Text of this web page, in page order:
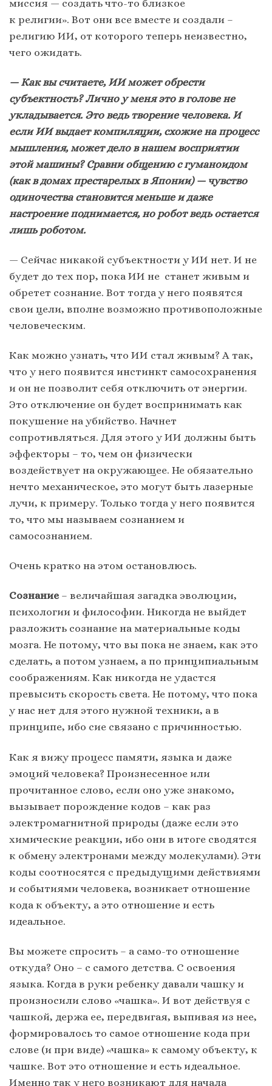
миссия — создать что-то близкое
к религии». Вот они все вместе и создали –
религию ИИ, от которого теперь неизвестно,
чего ожидать.
— Как вы считаете, ИИ может обрести
субъектность? Лично у меня это в голове не
укладывается. Это ведь творение человека. И
если ИИ выдает компиляции, схожие на процесс
мышления, может дело в нашем восприятии
этой машины? Сравни общению с гуманоидом
(как в домах престарелых в Японии) — чувство
одиночества становится меньше и даже
настроение поднимается, но робот ведь остается
лишь роботом.
— Сейчас никакой субъектности у ИИ нет. И не
будет до тех пор, пока ИИ не станет живым и
обретет сознание. Вот тогда у него появятся
свои цели, вполне возможно противоположные
человеческим.
Как можно узнать, что ИИ стал живым? А так,
что у него появится инстинкт самосохранения
и он не позволит себя отключить от энергии.
Это отключение он будет воспринимать как
покушение на убийство. Начнет
сопротивляться. Для этого у ИИ должны быть
эффекторы – то, чем он физически
воздействует на окружающее. Не обязательно
нечто механическое, это могут быть лазерные
лучи, к примеру. Только тогда у него появится
то, что мы называем сознанием и
самосознанием.
Очень кратко на этом остановлюсь.
Сознание – величайшая загадка эволюции,
психологии и философии. Никогда не выйдет
разложить сознание на материальные коды
мозга. Не потому, что вы пока не знаем, как это
сделать, а потом узнаем, а по принципиальным
соображениям. Как никогда не удастся
превысить скорость света. Не потому, что пока
у нас нет для этого нужной техники, а в
принципе, ибо сие связано с причинностью.
Как я вижу процесс памяти, языка и даже
эмоций человека? Произнесенное или
прочитанное слово, если оно уже знакомо,
вызывает порождение кодов – как раз
электромагнитной природы (даже если это
химические реакции, ибо они в итоге сводятся
к обмену электронами между молекулами). Эти
коды соотносятся с предыдущими действиями
и событиями человека, возникает отношение
кода к объекту, а это отношение и есть
идеальное.
Вы можете спросить – а само-то отношение
откуда? Оно – с самого детства. С освоения
языка. Когда в руки ребенку давали чашку и
произносили слово «чашка». И вот действуя с
чашкой, держа ее, передвигая, выпивая из нее,
формировалось то самое отношение кода при
слове (и при виде) «чашка» к самому объекту, к
чашке. Вот это отношение и есть идеальное.
Именно так у него возникают для начала